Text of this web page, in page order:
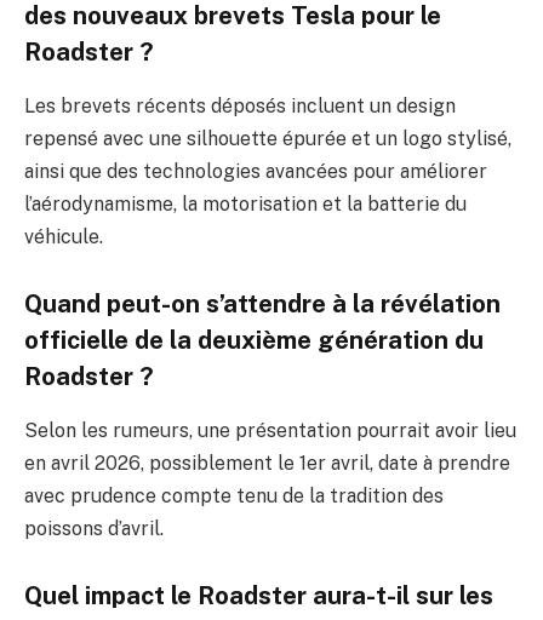
des nouveaux brevets Tesla pour le
Roadster ?
Les brevets récents déposés incluent un design
repensé avec une silhouette épurée et un logo stylisé,
ainsi que des technologies avancées pour améliorer
l’aérodynamisme, la motorisation et la batterie du
véhicule.
Quand peut-on s’attendre à la révélation
officielle de la deuxième génération du
Roadster ?
Selon les rumeurs, une présentation pourrait avoir lieu
en avril 2026, possiblement le 1er avril, date à prendre
avec prudence compte tenu de la tradition des
poissons d’avril.
Quel impact le Roadster aura-t-il sur les